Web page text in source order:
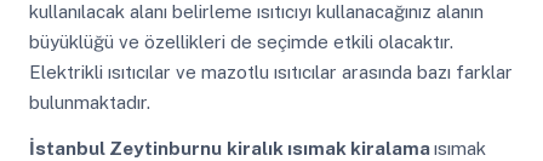
kullanılacak alanı belirleme ısıtıcıyı kullanacağınız alanın
büyüklüğü ve özellikleri de seçimde etkili olacaktır.
Elektrikli ısıtıcılar ve mazotlu ısıtıcılar arasında bazı farklar
bulunmaktadır.
İstanbul Zeytinburnu kiralık ısımak kiralamaısımak